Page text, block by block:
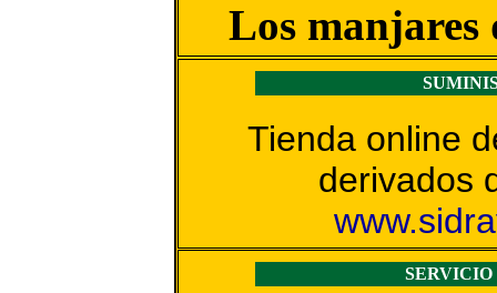
Los manjares
Tienda online
derivados
SERVICIO